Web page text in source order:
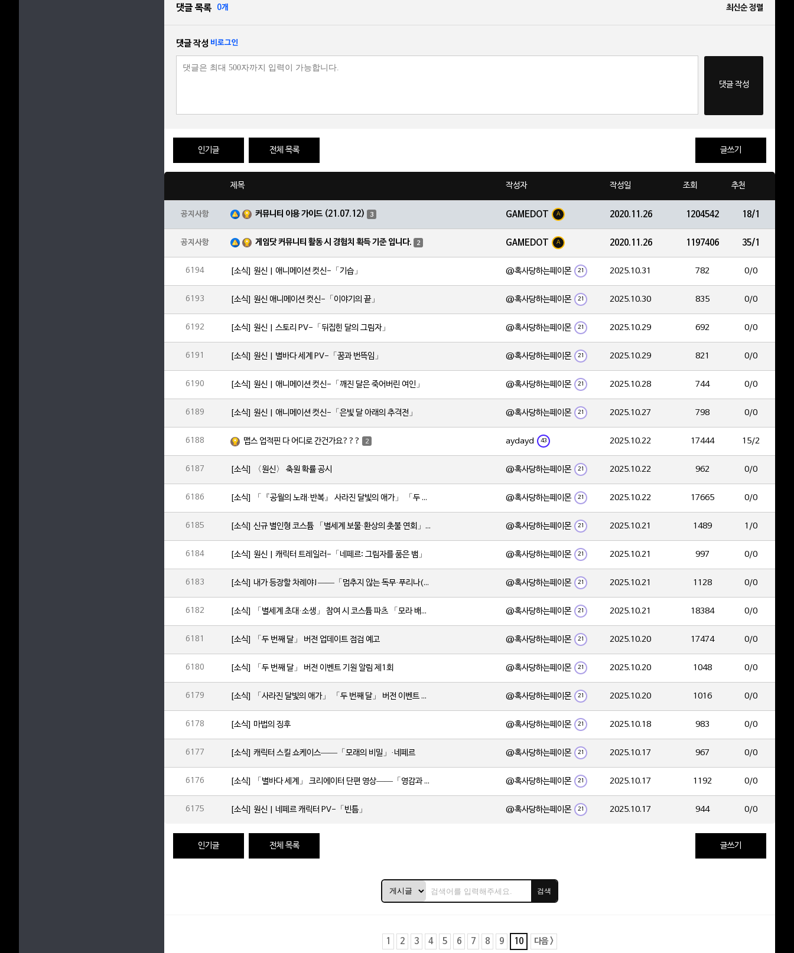
댓글 목록 0개 최신순 정렬
댓글 작성 비로그인
댓글 작성
인기글 전체 목록 글쓰기
제목 작성자 작성일 조회 추천
공지사항 커뮤니티 이용 가이드 (21.07.12) 3 GAMEDOT A 2020.11.26 1204542 18/1
공지사항 게임닷 커뮤니티 활동 시 경험치 획득 기준 입니다. 2 GAMEDOT A 2020.11.26 1197406 35/1
6194 [소식] 원신 | 애니메이션 컷신-「기습」 @혹사당하는페이몬 21 2025.10.31 782 0/0
6193 [소식] 원신 애니메이션 컷신-「이야기의 끝」 @혹사당하는페이몬 21 2025.10.30 835 0/0
6192 [소식] 원신 | 스토리 PV-「뒤집힌 달의 그림자」 @혹사당하는페이몬 21 2025.10.29 692 0/0
6191 [소식] 원신 | 별바다 세계 PV-「꿈과 번뜩임」 @혹사당하는페이몬 21 2025.10.29 821 0/0
6190 [소식] 원신 | 애니메이션 컷신-「깨진 달은 죽어버린 여인」 @혹사당하는페이몬 21 2025.10.28 744 0/0
6189 [소식] 원신 | 애니메이션 컷신-「은빛 달 아래의 추격전」 @혹사당하는페이몬 21 2025.10.27 798 0/0
6188 맵스 업적핀 다 어디로 간건가요??? 2 aydayd 43 2025.10.22 17444 15/2
6187 [소식] 〈원신〉 축원 확률 공시 @혹사당하는페이몬 21 2025.10.22 962 0/0
6186 [소식] 「『공월의 노래·반복』 사라진 달빛의 애가」 「두 번째 달」 버전 업데이트 안내 @혹사당하는페이몬 21 2025.10.22 17665 0/0
6185 [소식] 신규 별인형 코스튬 「별세계 보물·환상의 촛불 연회」 출시 @혹사당하는페이몬 21 2025.10.21 1489 1/0
6184 [소식] 원신 | 캐릭터 트레일러-「네페르: 그림자를 품은 뱀」 @혹사당하는페이몬 21 2025.10.21 997 0/0
6183 [소식] 내가 등장할 차례야!——「멈추지 않는 독무·푸리나(물)」 확률 UP! @혹사당하는페이몬 21 2025.10.21 1128 0/0
6182 [소식] 「별세계 초대·소생」 참여 시 코스튬 파츠 「모라 배낭」 획득 가능 @혹사당하는페이몬 21 2025.10.21 18384 0/0
6181 [소식] 「두 번째 달」 버전 업데이트 점검 예고 @혹사당하는페이몬 21 2025.10.20 17474 0/0
6180 [소식] 「두 번째 달」 버전 이벤트 기원 알림 제1회 @혹사당하는페이몬 21 2025.10.20 1048 0/0
6179 [소식] 「사라진 달빛의 애가」 「두 번째 달」 버전 이벤트 알림 제1회 @혹사당하는페이몬 21 2025.10.20 1016 0/0
6178 [소식] 마법의 징후 @혹사당하는페이몬 21 2025.10.18 983 0/0
6177 [소식] 캐릭터 스킬 쇼케이스——「모래의 비밀」·네페르 @혹사당하는페이몬 21 2025.10.17 967 0/0
6176 [소식] 「별바다 세계」 크리에이터 단편 영상——「영감과 함께 시작되는 여정」 @혹사당하는페이몬 21 2025.10.17 1192 0/0
6175 [소식] 원신 | 네페르 캐릭터 PV-「빈틈」 @혹사당하는페이몬 21 2025.10.17 944 0/0
인기글 전체 목록 글쓰기
검색
1 2 3 4 5 6 7 8 9 10 다음 >